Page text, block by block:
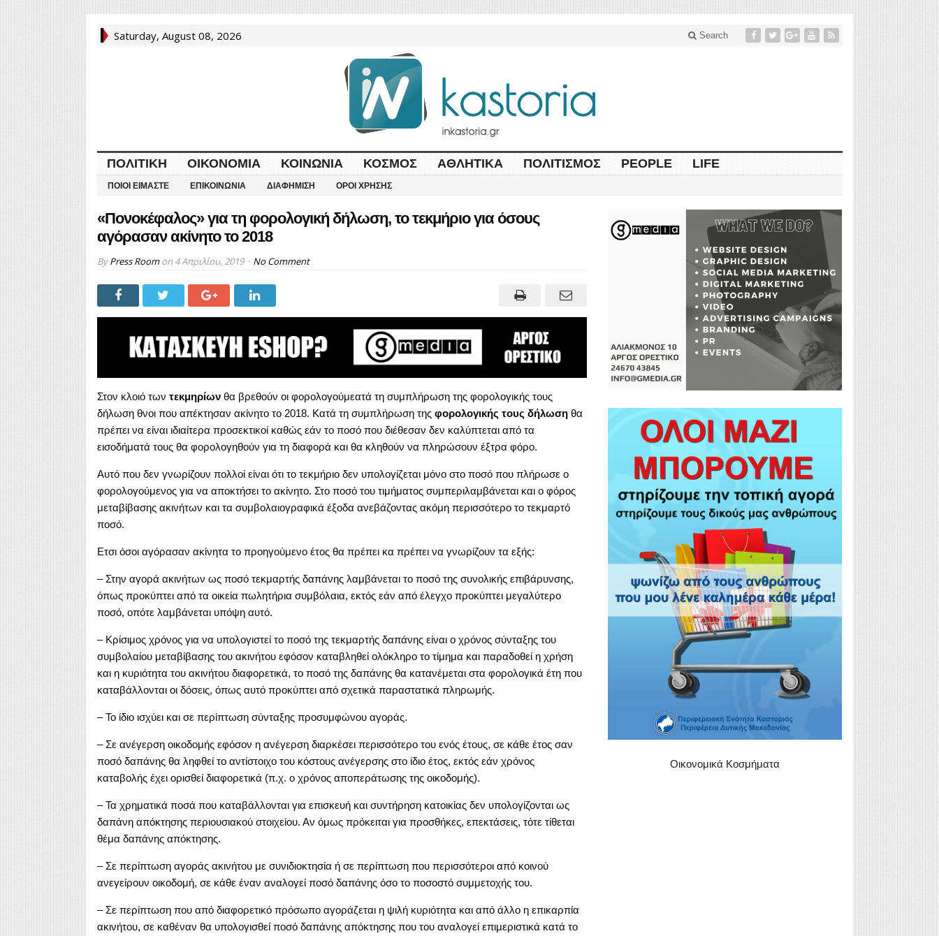
Saturday, August 08, 2026 Search
ΠΟΛΙΤΙΚΉ ΟΙΚΟΝΟΜΊΑ ΚΟΙΝΩΝΊΑ ΚΌΣΜΟΣ ΑΘΛΗΤΙΚΆ ΠΟΛΙΤΙΣΜΌΣ PEOPLE LIFE
ΠΟΙΟΙ ΕΊΜΑΣΤΕ ΕΠΙΚΟΙΝΩΝΊΑ ΔΙΑΦΉΜΙΣΗ ΌΡΟΙ ΧΡΉΣΗΣ
«Πονοκέφαλος» για τη φορολογική δήλωση, το τεκμήριο για όσους
αγόρασαν ακίνητο το 2018
ByPress Roomon 4 Απριλίου, 2019 No Comment
Στον κλοιό των τεκμηρίωνθα βρεθούν οι φορολογούμεατά τη συμπλήρωση της φορολογικής τους
δήλωση θνοι που απέκτησαν ακίνητο το 2018. Κατά τη συμπλήρωση της φορολογικής τους δήλωσηθα
πρέπει να είναι ιδιαίτερα προσεκτικοί καθώς εάν το ποσό που διέθεσαν δεν καλύπτεται από τα
εισοδήματά τους θα φορολογηθούν για τη διαφορά και θα κληθούν να πληρώσουν έξτρα φόρο.
Αυτό που δεν γνωρίζουν πολλοί είναι ότι το τεκμήριο δεν υπολογίζεται μόνο στο ποσό που πλήρωσε ο
φορολογούμενος για να αποκτήσει το ακίνητο. Στο ποσό του τιμήματος συμπεριλαμβάνεται και ο φόρος
μεταβίβασης ακινήτων και τα συμβολαιογραφικά έξοδα ανεβάζοντας ακόμη περισσότερο το τεκμαρτό
ποσό.
Ετσι όσοι αγόρασαν ακίνητα το προηγούμενο έτος θα πρέπει κα πρέπει να γνωρίζουν τα εξής:
– Στην αγορά ακινήτων ως ποσό τεκμαρτής δαπάνης λαμβάνεται το ποσό της συνολικής επιβάρυνσης,
όπως προκύπτει από τα οικεία πωλητήρια συμβόλαια, εκτός εάν από έλεγχο προκύπτει μεγαλύτερο
ποσό, οπότε λαμβάνεται υπόψη αυτό.
– Κρίσιμος χρόνος για να υπολογιστεί το ποσό της τεκμαρτής δαπάνης είναι ο χρόνος σύνταξης του
συμβολαίου μεταβίβασης του ακινήτου εφόσον καταβληθεί ολόκληρο το τίμημα και παραδοθεί η χρήση
και η κυριότητα του ακινήτου διαφορετικά, το ποσό της δαπάνης θα κατανέμεται στα φορολογικά έτη που
καταβάλλονται οι δόσεις, όπως αυτό προκύπτει από σχετικά παραστατικά πληρωμής.
– Το ίδιο ισχύει και σε περίπτωση σύνταξης προσυμφώνου αγοράς.
– Σε ανέγερση οικοδομής εφόσον η ανέγερση διαρκέσει περισσότερο του ενός έτους, σε κάθε έτος σαν
ποσό δαπάνης θα ληφθεί το αντίστοιχο του κόστους ανέγερσης στο ίδιο έτος, εκτός εάν χρόνος
καταβολής έχει ορισθεί διαφορετικά (π.χ. ο χρόνος αποπεράτωσης της οικοδομής).
– Τα χρηματικά ποσά που καταβάλλονται για επισκευή και συντήρηση κατοικίας δεν υπολογίζονται ως
δαπάνη απόκτησης περιουσιακού στοιχείου. Αν όμως πρόκειται για προσθήκες, επεκτάσεις, τότε τίθεται
θέμα δαπάνης απόκτησης.
– Σε περίπτωση αγοράς ακινήτου με συνιδιοκτησία ή σε περίπτωση που περισσότεροι από κοινού
ανεγείρουν οικοδομή, σε κάθε έναν αναλογεί ποσό δαπάνης όσο το ποσοστό συμμετοχής του.
– Σε περίπτωση που από διαφορετικό πρόσωπο αγοράζεται η ψιλή κυριότητα και από άλλο η επικαρπία
ακινήτου, σε καθέναν θα υπολογισθεί ποσό δαπάνης απόκτησης που του αναλογεί επιμεριστικά κατά το
Οικονομικά Κοσμήματα